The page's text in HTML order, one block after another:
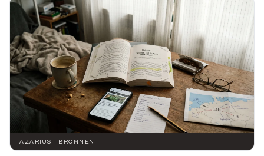
AZARIUS · BRONNEN